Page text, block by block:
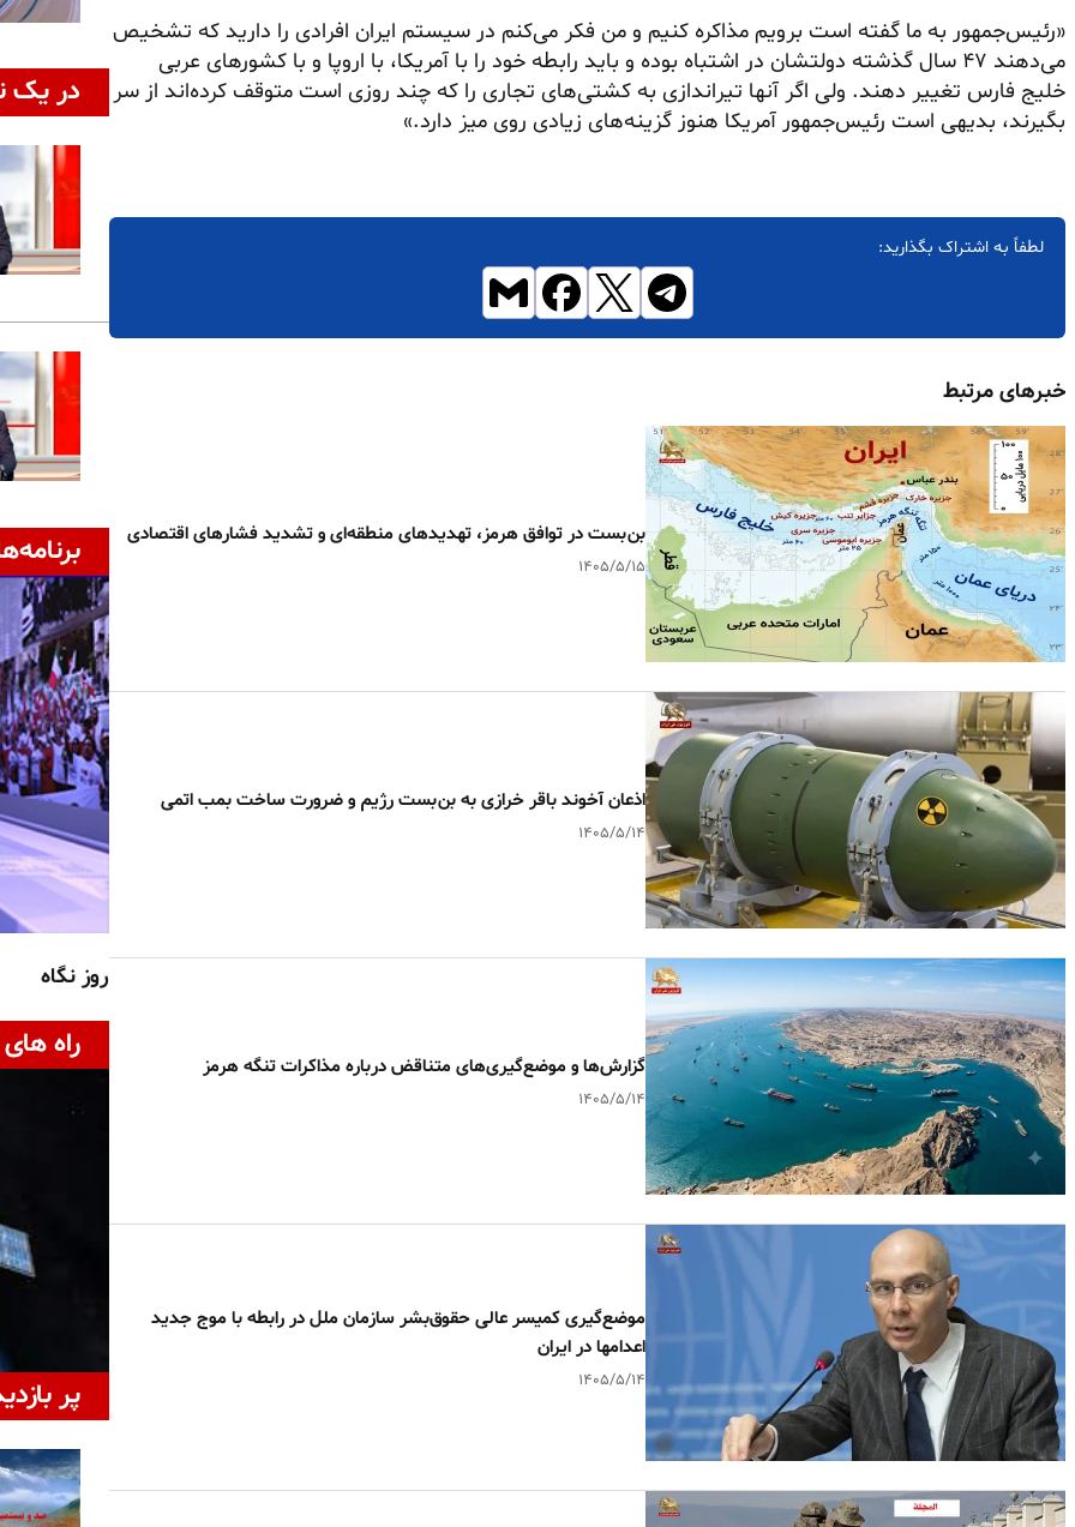
«رئیس‌جمهور به ما گفته است برویم مذاکره کنیم و من فکر می‌کنم در سیستم ایران افرادی را دارید که تشخیص
می‌دهند ۴۷ سال گذشته دولتشان در اشتباه بوده و باید رابطه خود را با آمریکا، با اروپا و با کشورهای عربی
خلیج فارس تغییر دهند. ولی اگر آنها تیراندازی به کشتی‌های تجاری را که چند روزی است متوقف کرده‌اند از سر
بگیرند، بدیهی است رئیس‌جمهور آمریکا هنوز گزینه‌های زیادی روی میز دارد.»
لطفاً به اشتراک بگذارید:
خبرهای مرتبط
بن‌بست در توافق هرمز، تهدیدهای منطقه‌ای و تشدید فشارهای اقتصادی
۱۴۰۵/۵/۱۵
اذعان آخوند باقر خرازی به بن‌بست رژیم و ضرورت ساخت بمب اتمی
۱۴۰۵/۵/۱۴
گزارش‌ها و موضع‌گیری‌های متناقض درباره مذاکرات تنگه هرمز
۱۴۰۵/۵/۱۴
موضع‌گیری کمیسر عالی حقوق‌بشر سازمان ملل در رابطه با موج جدید
اعدامها در ایران
۱۴۰۵/۵/۱۴
در یک
روز نگاه
راه
پر